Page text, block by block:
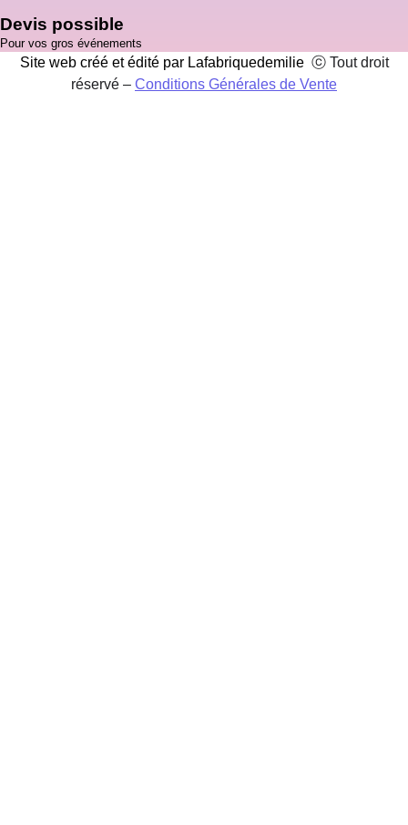
Devis possible
Pour vos gros événements
Site web créé et édité par Lafabriquedemilie ⓒ Tout droit
réservé – Conditions Générales de Vente